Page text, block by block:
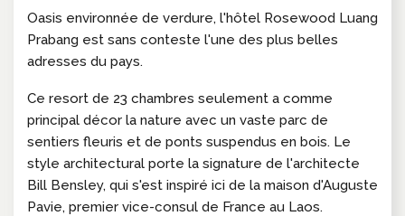
Oasis environnée de verdure, l'hôtel Rosewood Luang
Prabang est sans conteste l'une des plus belles
adresses du pays.
Ce resort de 23 chambres seulement a comme
principal décor la nature avec un vaste parc de
sentiers fleuris et de ponts suspendus en bois. Le
style architectural porte la signature de l'architecte
Bill Bensley, qui s'est inspiré ici de la maison d'Auguste
Pavie, premier vice-consul de France au Laos.